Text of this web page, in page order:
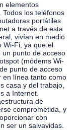
elementos
los teléfonos
portátiles
a través de esta
vivían en medio
Wi-Fi, ya que el
un punto de acceso
(módems Wi-
punto de acceso
en línea tanto como
casa y del trabajo,
a Internet.
de
comprometida, y
con
ser un salvavidas.